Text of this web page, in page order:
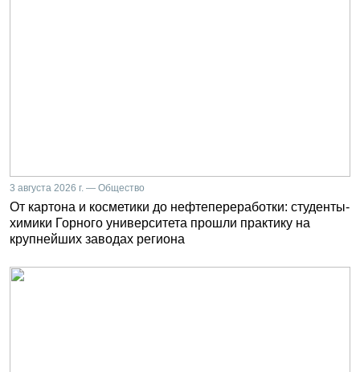
3 августа 2026 г. — Общество
От картона и косметики до нефтепереработки: студенты-
химики Горного университета прошли практику на
крупнейших заводах региона